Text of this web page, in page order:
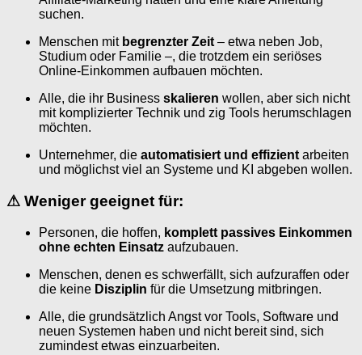
suchen.
Menschen mit begrenzter Zeit – etwa neben Job,
Studium oder Familie –, die trotzdem ein seriöses
Online-Einkommen aufbauen möchten.
Alle, die ihr Business skalieren wollen, aber sich nicht
mit komplizierter Technik und zig Tools herumschlagen
möchten.
Unternehmer, die automatisiert und effizient arbeiten
und möglichst viel an Systeme und KI abgeben wollen.
⚠ Weniger geeignet für:
Personen, die hoffen, komplett passives Einkommen
ohne echten Einsatz aufzubauen.
Menschen, denen es schwerfällt, sich aufzuraffen oder
die keine Disziplin für die Umsetzung mitbringen.
Alle, die grundsätzlich Angst vor Tools, Software und
neuen Systemen haben und nicht bereit sind, sich
zumindest etwas einzuarbeiten.